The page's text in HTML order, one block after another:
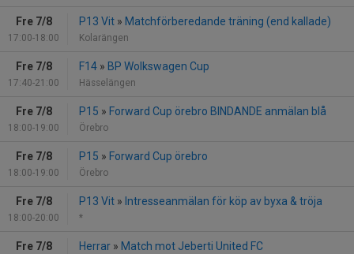
Fre 7/8
17:00-18:00
P13 Vit » Matchförberedande träning (end kallade)
Kolarängen
Fre 7/8
17:40-21:00
F14 » BP Wolkswagen Cup
Hässelängen
Fre 7/8
18:00-19:00
P15 » Forward Cup örebro BINDANDE anmälan blå
Örebro
Fre 7/8
18:00-19:00
P15 » Forward Cup örebro
Örebro
Fre 7/8
18:00-20:00
P13 Vit » Intresseanmälan för köp av byxa & tröja
*
Fre 7/8 Herrar » Match mot Jeberti United FC